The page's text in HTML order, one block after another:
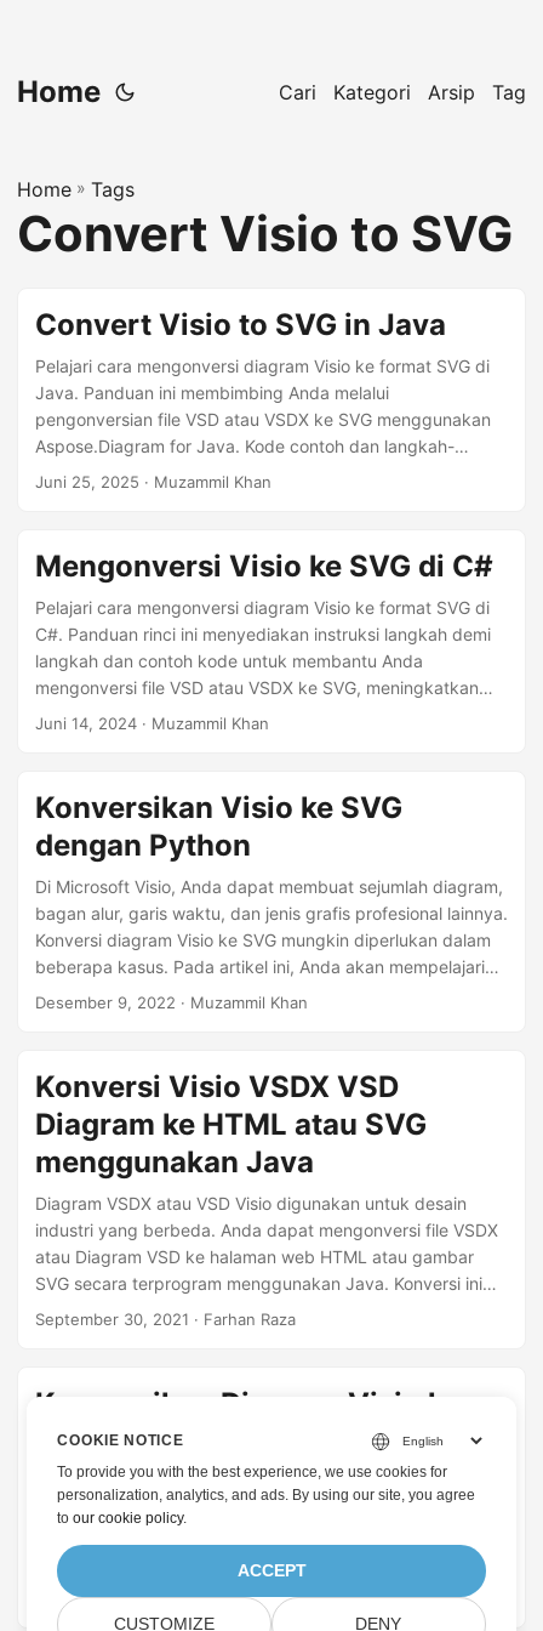
Home Cari Kategori Arsip Tag
Home » Tags
Convert Visio to SVG
Convert Visio to SVG in Java
Pelajari cara mengonversi diagram Visio ke format SVG di
Java. Panduan ini membimbing Anda melalui
pengonversian file VSD atau VSDX ke SVG menggunakan
Aspose.Diagram for Java. Kode contoh dan langkah-
langkah sederhana disertakan.
Juni 25, 2025 · Muzammil Khan
Mengonversi Visio ke SVG di C#
Pelajari cara mengonversi diagram Visio ke format SVG di
C#. Panduan rinci ini menyediakan instruksi langkah demi
langkah dan contoh kode untuk membantu Anda
mengonversi file VSD atau VSDX ke SVG, meningkatkan
fleksibilitas dan kegunaan diagram Anda.
Juni 14, 2024 · Muzammil Khan
Konversikan Visio ke SVG
dengan Python
Di Microsoft Visio, Anda dapat membuat sejumlah diagram,
bagan alur, garis waktu, dan jenis grafis profesional lainnya.
Konversi diagram Visio ke SVG mungkin diperlukan dalam
beberapa kasus. Pada artikel ini, Anda akan mempelajari
cara mengonversi diagram Visio ke SVG dengan Python.
Desember 9, 2022 · Muzammil Khan
Konversi Visio VSDX VSD
Diagram ke HTML atau SVG
menggunakan Java
Diagram VSDX atau VSD Visio digunakan untuk desain
industri yang berbeda. Anda dapat mengonversi file VSDX
atau Diagram VSD ke halaman web HTML atau gambar
SVG secara terprogram menggunakan Java. Konversi ini
dapat membantu Anda membuat aplikasi web yang efisien
September 30, 2021 · Farhan Raza
Konversikan Diagram Visio ke
HTML, SVG, atau XPS dengan C#
Diagram Microsoft Visio digunakan untuk membuat atau
memanipulasi gambar teknik. Anda dapat mengonversi
format file lain yang didukung ke halaman Web HTML,
Gambar SVG, atau file XPS secara terprogram
menggunakan C#.
Juni 18, 2021· Farhan Raza
COOKIE NOTICE
To provide you with the best experience, we use cookies for
personalization, analytics, and ads. By using our site, you agree
toour cookie policy.
ACCEPT
CUSTOMIZE DENY